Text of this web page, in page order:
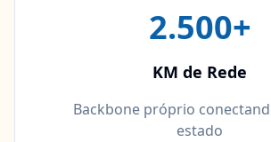
2.500+
KM de Rede
Backbone próprio
estado